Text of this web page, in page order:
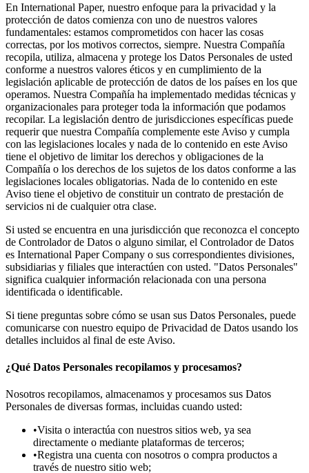
En International Paper, nuestro enfoque para la privacidad y la
protección de datos comienza con uno de nuestros valores
fundamentales: estamos comprometidos con hacer las cosas
correctas, por los motivos correctos, siempre. Nuestra Compañía
recopila, utiliza, almacena y protege los Datos Personales de usted
conforme a nuestros valores éticos y en cumplimiento de la
legislación aplicable de protección de datos de los países en los que
operamos. Nuestra Compañía ha implementado medidas técnicas y
organizacionales para proteger toda la información que podamos
recopilar. La legislación dentro de jurisdicciones específicas puede
requerir que nuestra Compañía complemente este Aviso y cumpla
con las legislaciones locales y nada de lo contenido en este Aviso
tiene el objetivo de limitar los derechos y obligaciones de la
Compañía o los derechos de los sujetos de los datos conforme a las
legislaciones locales obligatorias. Nada de lo contenido en este
Aviso tiene el objetivo de constituir un contrato de prestación de
servicios ni de cualquier otra clase.
Si usted se encuentra en una jurisdicción que reconozca el concepto
de Controlador de Datos o alguno similar, el Controlador de Datos
es International Paper Company o sus correspondientes divisiones,
subsidiarias y filiales que interactúen con usted. "Datos Personales"
significa cualquier información relacionada con una persona
identificada o identificable.
Si tiene preguntas sobre cómo se usan sus Datos Personales, puede
comunicarse con nuestro equipo de Privacidad de Datos usando los
detalles incluidos al final de este Aviso.
¿Qué Datos Personales recopilamos y procesamos?
Nosotros recopilamos, almacenamos y procesamos sus Datos
Personales de diversas formas, incluidas cuando usted:
•Visita o interactúa con nuestros sitios web, ya sea
directamente o mediante plataformas de terceros;
•Registra una cuenta con nosotros o compra productos a
través de nuestro sitio web;